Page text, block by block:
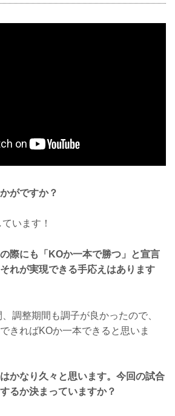
がですか？
います！
際にも「KOか一本で勝つ」と宣言
れが実現できる手応えはあります
調整期間も調子が良かったので、
きればKOか一本できると思いま
かなり久々と思います。今回の試合
るか決まっていますか？